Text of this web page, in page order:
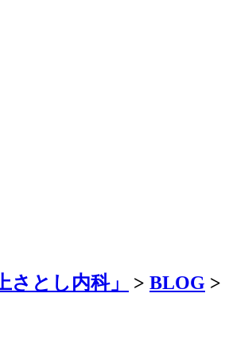
とし内科」 > BLOG >